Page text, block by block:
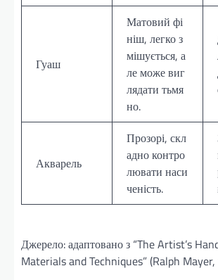
Гуаш
Матовий фі
ніш, легко з
мішується, а
ле може виг
лядати тьмя
но.
Акварель
Прозорі, скл
адно контро
лювати наси
ченість.
Джерело: адаптовано з “The Artist’s
Materials and Techniques” (Ralph